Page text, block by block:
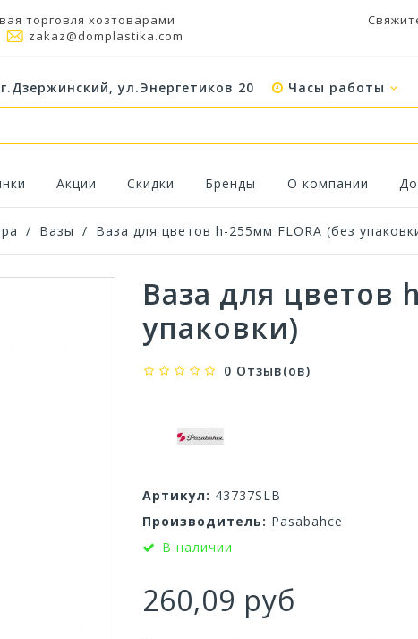
торговля хозтоварами
zakaz@domplastika.com
ул.Энергетиков 20 Часы работы
Акции Скидки Бренды О компании
/ Вазы / Ваза для цветов h-255мм FLORA (без
Ваза для цветов
упаковки)
0 Отзыв(ов)
Артикул: 43737SLB
Производитель: Pasabahce
В наличии
260,09 руб